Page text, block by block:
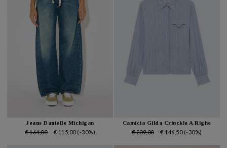
Jeans Danielle Michigan
€ 164,00 € 115,00 (-30%)
Camicia Gilda Crinckle A Righe
€ 209,00 € 146,50 (-30%)